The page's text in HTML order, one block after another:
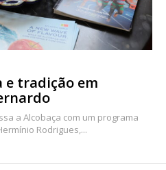
e tradição em
a Alcobaça com um programa
Rodrigues,...